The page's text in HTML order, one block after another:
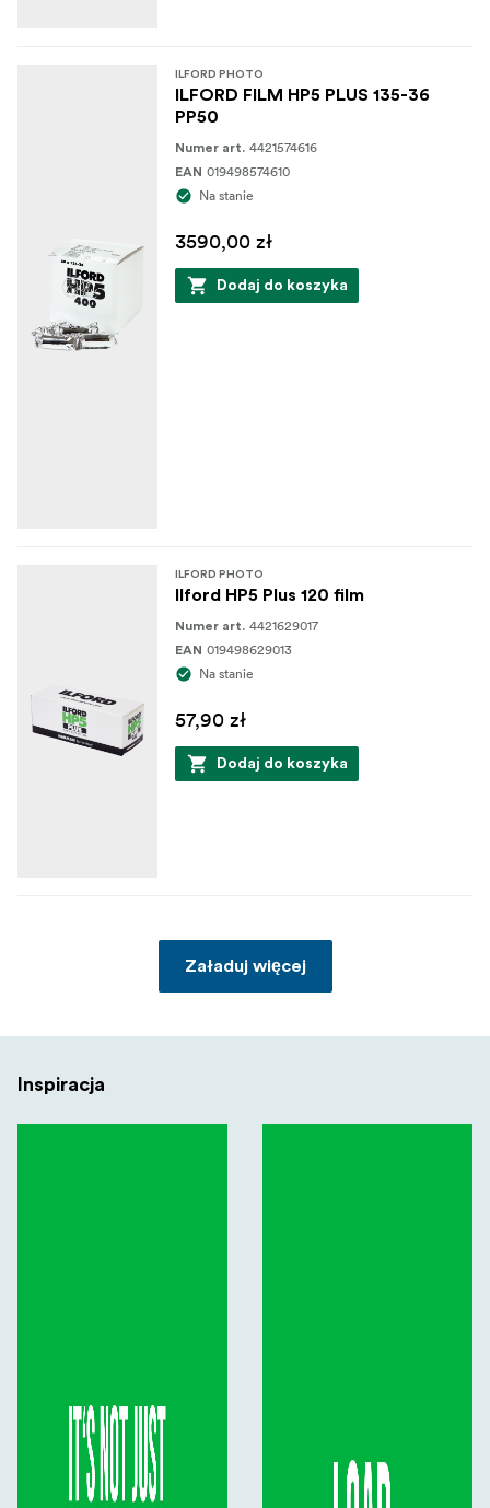
ILFORD PHOTO
ILFORD FILM HP5 PLUS 135-36
PP50
Numer art. 4421574616
EAN 019498574610
Na stanie
3590,00 zł
Dodaj do koszyka
ILFORD PHOTO
Ilford HP5 Plus 120 film
Numer art. 4421629017
EAN 019498629013
Na stanie
57,90 zł
Dodaj do koszyka
Załaduj więcej
Inspiracja